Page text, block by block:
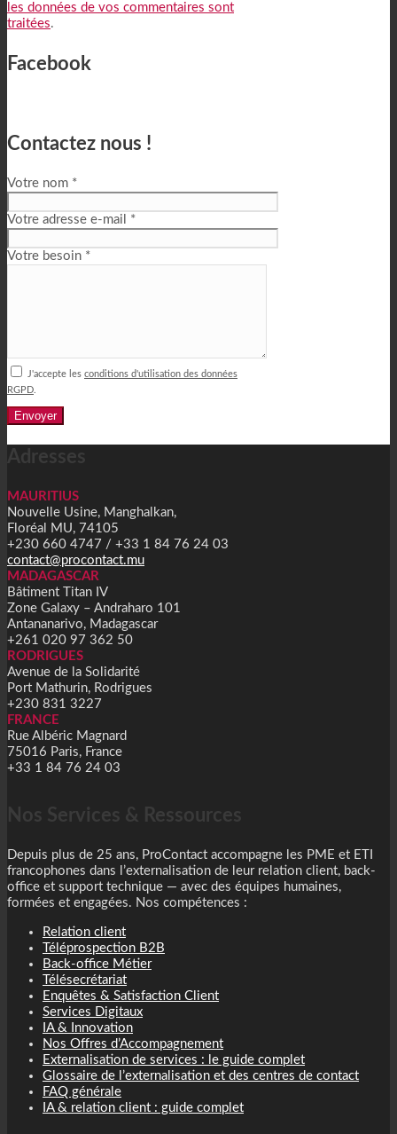
les données de vos commentaires sont
traitées.
Facebook
Contactez nous !
Votre nom *
Votre adresse e-mail *
Votre besoin *
J'accepte les conditions d'utilisation des données
RGPD.
Adresses
MAURITIUS
Nouvelle Usine, Manghalkan,
Floréal MU, 74105
+230 660 4747 / +33 1 84 76 24 03
contact@procontact.mu
MADAGASCAR
Bâtiment Titan IV
Zone Galaxy – Andraharo 101
Antananarivo, Madagascar
+261 020 97 362 50
RODRIGUES
Avenue de la Solidarité
Port Mathurin, Rodrigues
+230 831 3227
FRANCE
Rue Albéric Magnard
75016 Paris, France
+33 1 84 76 24 03
Nos Services & Ressources
Depuis plus de 25 ans, ProContact accompagne les PME et ETI
francophones dans l’externalisation de leur relation client, back-
office et support technique — avec des équipes humaines,
formées et engagées. Nos compétences :
Relation client
Téléprospection B2B
Back-office Métier
Télésecrétariat
Enquêtes & Satisfaction Client
Services Digitaux
IA & Innovation
Nos Offres d’Accompagnement
Externalisation de services : le guide complet
Glossaire de l’externalisation et des centres de contact
FAQ générale
IA & relation client : guide complet